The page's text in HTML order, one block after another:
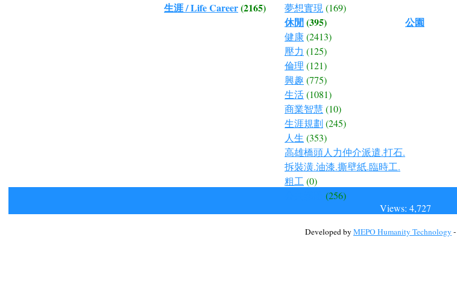
生涯 / Life Career(2165) 夢想實現(169)
休閒(395)
健康(2413)
壓力 (125)
倫理 (121)
興趣 (775)
生活(1081)
商業智慧 (10)
生涯規劃 (245)
人生 (353)
高雄橋頭人力仲介派遣.打石.
拆裝潢.油漆.撕壁紙.臨時工.
粗工(0)
(256)
公園
Views: 4,727
Developed by MEPO Humanity Technology -